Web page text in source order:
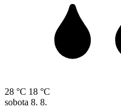
28 °C 18 °C
sobota 8. 8.